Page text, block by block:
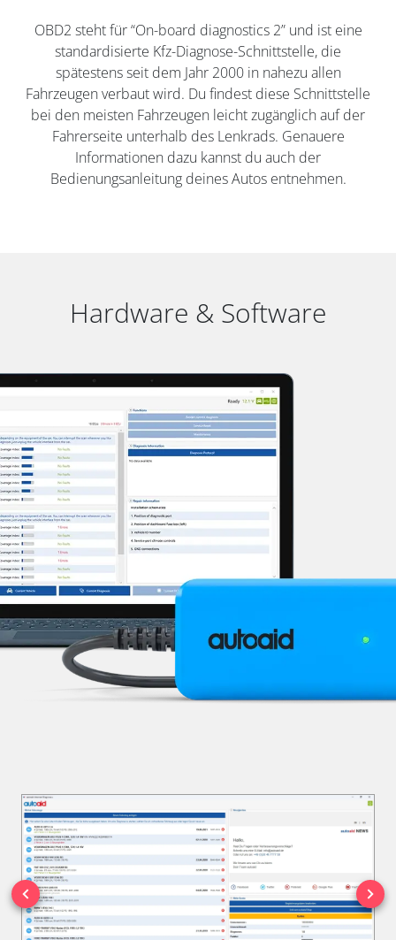
OBD2 steht für “On-board diagnostics 2” und ist eine
standardisierte Kfz-Diagnose-Schnittstelle, die
spätestens seit dem Jahr 2000 in nahezu allen
Fahrzeugen verbaut wird. Du findest diese Schnittstelle
bei den meisten Fahrzeugen leicht zugänglich auf der
Fahrerseite unterhalb des Lenkrads. Genauere
Informationen dazu kannst du auch der
Bedienungsanleitung deines Autos entnehmen.
Hardware & Software